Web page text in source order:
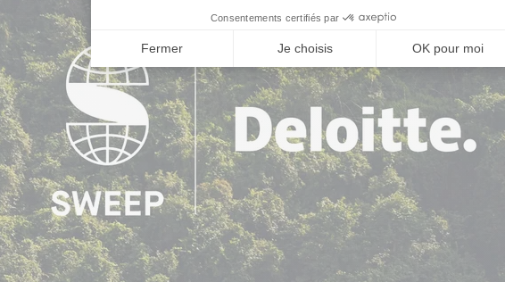
Consentements certifiés par
Fermer Je choisis OK pour moi